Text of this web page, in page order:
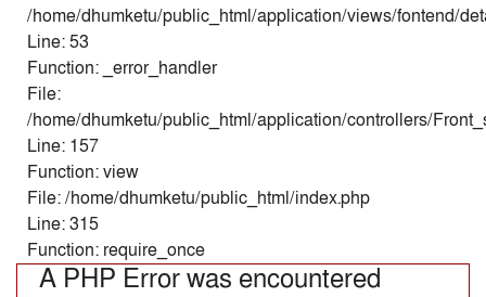
/home/dhumketu/public_html/application/views/fontend/
Line: 53
Function: _error_handler
File:
/home/dhumketu/public_html/application/controllers/
Line: 157
Function: view
File: /home/dhumketu/public_html/index.php
Line: 315
Function: require_once
A PHP Error was encountered